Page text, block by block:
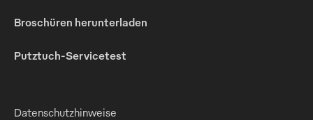
Broschüren herunterladen
Putztuch-Servicetest
Datenschutzhinweise